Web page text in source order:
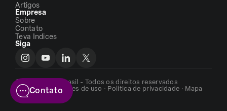
Artigos
Empresa
Sobre
Contato
Teva Indices
Siga
©2026 - ETFs Brasil - Todos os direitos reservados
Termos e condições de uso · Política de privacidade · Mapa
do siteContato